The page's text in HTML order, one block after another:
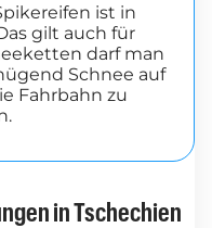
ist in
gilt auch für
darf man
Schnee auf
Fahrbahn zu
in Tschechien